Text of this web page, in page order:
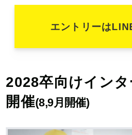
エントリーは
2028卒向けイン
開催(8,9月開催)